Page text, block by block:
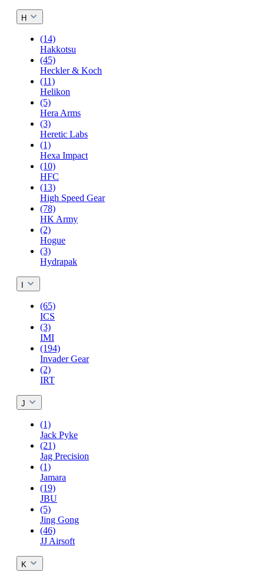
H
(14)
Hakkotsu
(45)
Heckler & Koch
(11)
Helikon
(5)
Hera Arms
(3)
Heretic Labs
(1)
Hexa Impact
(10)
HFC
(13)
High Speed Gear
(78)
HK Army
(2)
Hogue
(3)
Hydrapak
I
(65)
ICS
(3)
IMI
(194)
Invader Gear
(2)
IRT
J
(1)
Jack Pyke
(21)
Jag Precision
(1)
Jamara
(19)
JBU
(5)
Jing Gong
(46)
JJ Airsoft
K